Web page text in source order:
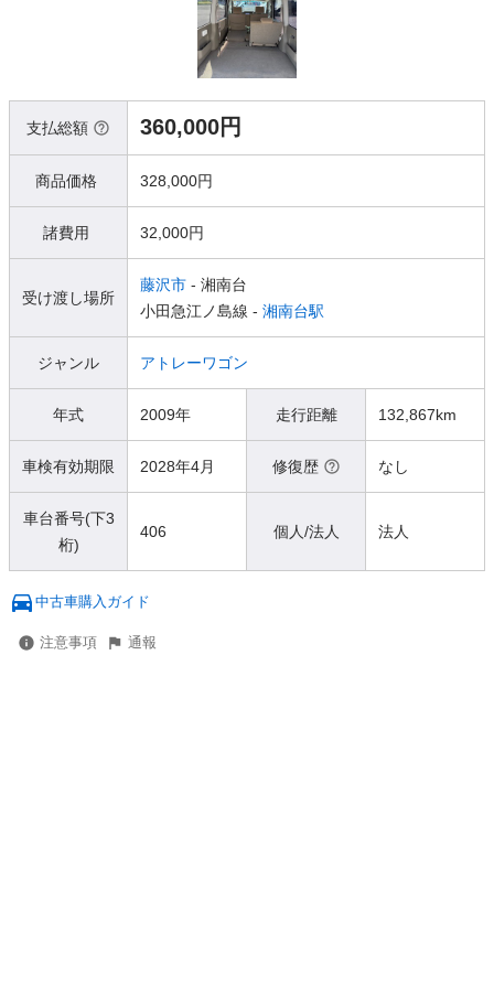
支払総額 360,000円
商品価格 328,000円
諸費用 32,000円
受け渡し場所
藤沢市 - 湘南台
小田急江ノ島線 - 湘南台駅
ジャンル アトレーワゴン
年式 2009年 走行距離 132,867km
車検有効期限 2028年4月 修復歴 なし
車台番号(下3
桁)
406 個人/法人 法人
中古車購入ガイド
注意事項 通報